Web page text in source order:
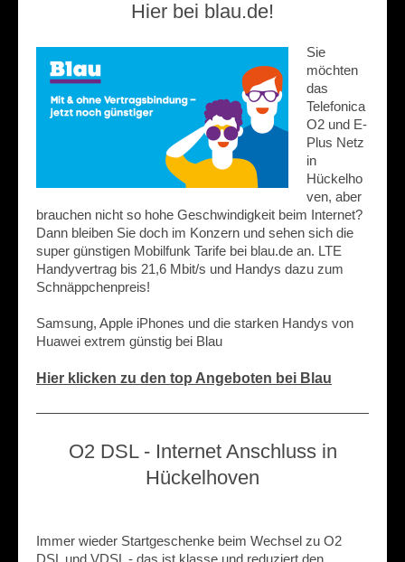
Hier bei blau.de!
Sie
möchten
das
Telefonica
O2 und E-
Plus Netz
in
Hückelho
ven, aber
brauchen nicht so hohe Geschwindigkeit beim Internet?
Dann bleiben Sie doch im Konzern und sehen sich die
super günstigen Mobilfunk Tarife bei blau.de an. LTE
Handyvertrag bis 21,6 Mbit/s und Handys dazu zum
Schnäppchenpreis!
Samsung, Apple iPhones und die starken Handys von
Huawei extrem günstig bei Blau
Hier klicken zu den top Angeboten bei Blau
O2 DSL - Internet Anschluss in
Hückelhoven
Immer wieder Startgeschenke beim Wechsel zu O2
DSL und VDSL - das ist klasse und reduziert den